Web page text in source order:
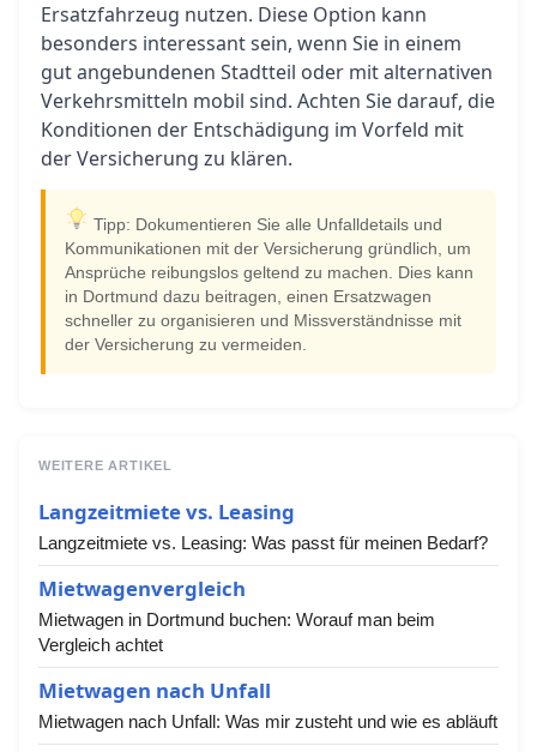
Ersatzfahrzeug nutzen. Diese Option kann
besonders interessant sein, wenn Sie in einem
gut angebundenen Stadtteil oder mit alternativen
Verkehrsmitteln mobil sind. Achten Sie darauf, die
Konditionen der Entschädigung im Vorfeld mit
der Versicherung zu klären.
Tipp: Dokumentieren Sie alle Unfalldetails und
Kommunikationen mit der Versicherung gründlich, um
Ansprüche reibungslos geltend zu machen. Dies kann
in Dortmund dazu beitragen, einen Ersatzwagen
schneller zu organisieren und Missverständnisse mit
der Versicherung zu vermeiden.
WEITERE ARTIKEL
Langzeitmiete vs. Leasing
Langzeitmiete vs. Leasing: Was passt für meinen Bedarf?
Mietwagenvergleich
Mietwagen in Dortmund buchen: Worauf man beim
Vergleich achtet
Mietwagen nach Unfall
Mietwagen nach Unfall: Was mir zusteht und wie es abläuft